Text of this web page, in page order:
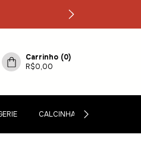
Carrinho (0)
R$0,00
CALCINHAS, CINTA-LIGA E